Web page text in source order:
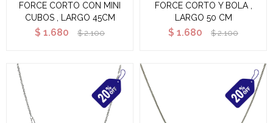
FORCE CORTO CON MINI
CUBOS , LARGO 45CM
$ 1.680 $ 2.100
FORCE CORTO Y BOLA ,
LARGO 50 CM
$ 1.680 $ 2.100